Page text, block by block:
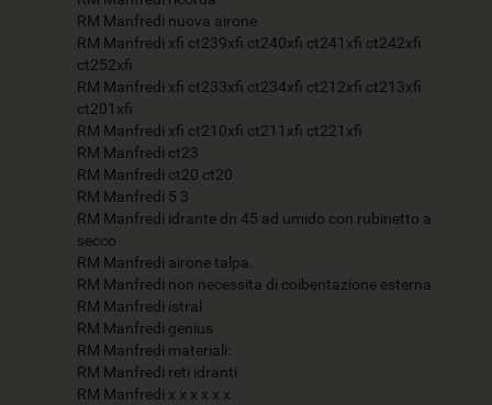
RM Manfredi nuova airone
RM Manfredi xfi ct239xfi ct240xfi ct241xfi ct242xfi
ct252xfi
RM Manfredi xfi ct233xfi ct234xfi ct212xfi ct213xfi
ct201xfi
RM Manfredi xfi ct210xfi ct211xfi ct221xfi
RM Manfredi ct23
RM Manfredi ct20 ct20
RM Manfredi 5 3
RM Manfredi idrante dn 45 ad umido con rubinetto a
secco
RM Manfredi airone talpa.
RM Manfredi non necessita di coibentazione esterna
RM Manfredi istral
RM Manfredi genius
RM Manfredi materiali:
RM Manfredi reti idranti
RM Manfredi x x x x x x